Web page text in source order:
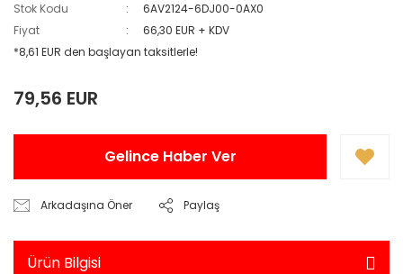
Stok Kodu
6AV2124-6DJ00-0AX0
Fiyat
66,30 EUR + KDV
*8,61 EUR den başlayan taksitlerle!
79,56 EUR
Gelince Haber Ver
Arkadaşına Öner Paylaş
Ürün Bilgisi